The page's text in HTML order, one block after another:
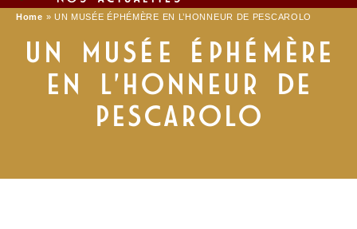
Home » UN MUSÉE ÉPHÉMÈRE EN L’HONNEUR DE PESCAROLO
UN MUSÉE ÉPHÉMÈRE
EN L’HONNEUR DE
PESCAROLO